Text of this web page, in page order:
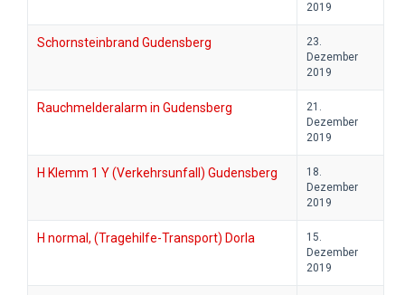
2019
Schornsteinbrand Gudensberg
23.
Dezember
2019
Rauchmelderalarm in Gudensberg
21.
Dezember
2019
H Klemm 1 Y (Verkehrsunfall) Gudensberg
18.
Dezember
2019
H normal, (Tragehilfe-Transport) Dorla
15.
Dezember
2019